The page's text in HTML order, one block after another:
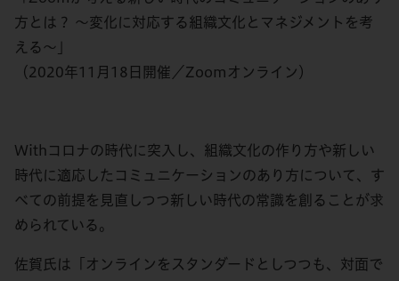
方とは？ ～変化に対応する組織文化とマネジメントを考
える～」
（2020年11月18日開催／Zoomオンライン）
Withコロナの時代に突入し、組織文化の作り方や新しい
時代に適応したコミュニケーションのあり方について、す
べての前提を見直しつつ新しい時代の常識を創ることが求
められている。
佐賀氏は「オンラインをスタンダードとしつつも、対面で